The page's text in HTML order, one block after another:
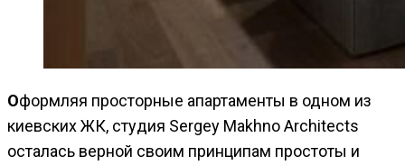
Оформляя просторные апартаменты в одном из
киевских ЖК, студия Sergey Makhno Architects
осталась верной своим принципам простоты и